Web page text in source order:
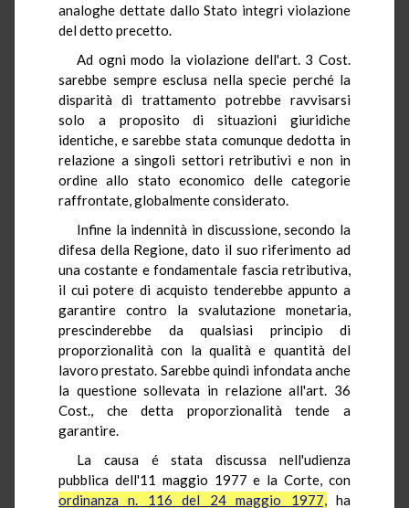
analoghe dettate dallo Stato integri violazione
del detto precetto.
Ad ogni modo la violazione dell'art. 3 Cost.
sarebbe sempre esclusa nella specie perché la
disparità di trattamento potrebbe ravvisarsi
solo a proposito di situazioni giuridiche
identiche, e sarebbe stata comunque dedotta in
relazione a singoli settori retributivi e non in
ordine allo stato economico delle categorie
raffrontate, globalmente considerato.
Infine la indennità in discussione, secondo la
difesa della Regione, dato il suo riferimento ad
una costante e fondamentale fascia retributiva,
il cui potere di acquisto tenderebbe appunto a
garantire contro la svalutazione monetaria,
prescinderebbe da qualsiasi principio di
proporzionalità con la qualità e quantità del
lavoro prestato. Sarebbe quindi infondata anche
la questione sollevata in relazione all'art. 36
Cost., che detta proporzionalità tende a
garantire.
La causa é stata discussa nell'udienza
pubblica dell'11 maggio 1977 e la Corte, con
ordinanza n. 116 del 24 maggio 1977,ha